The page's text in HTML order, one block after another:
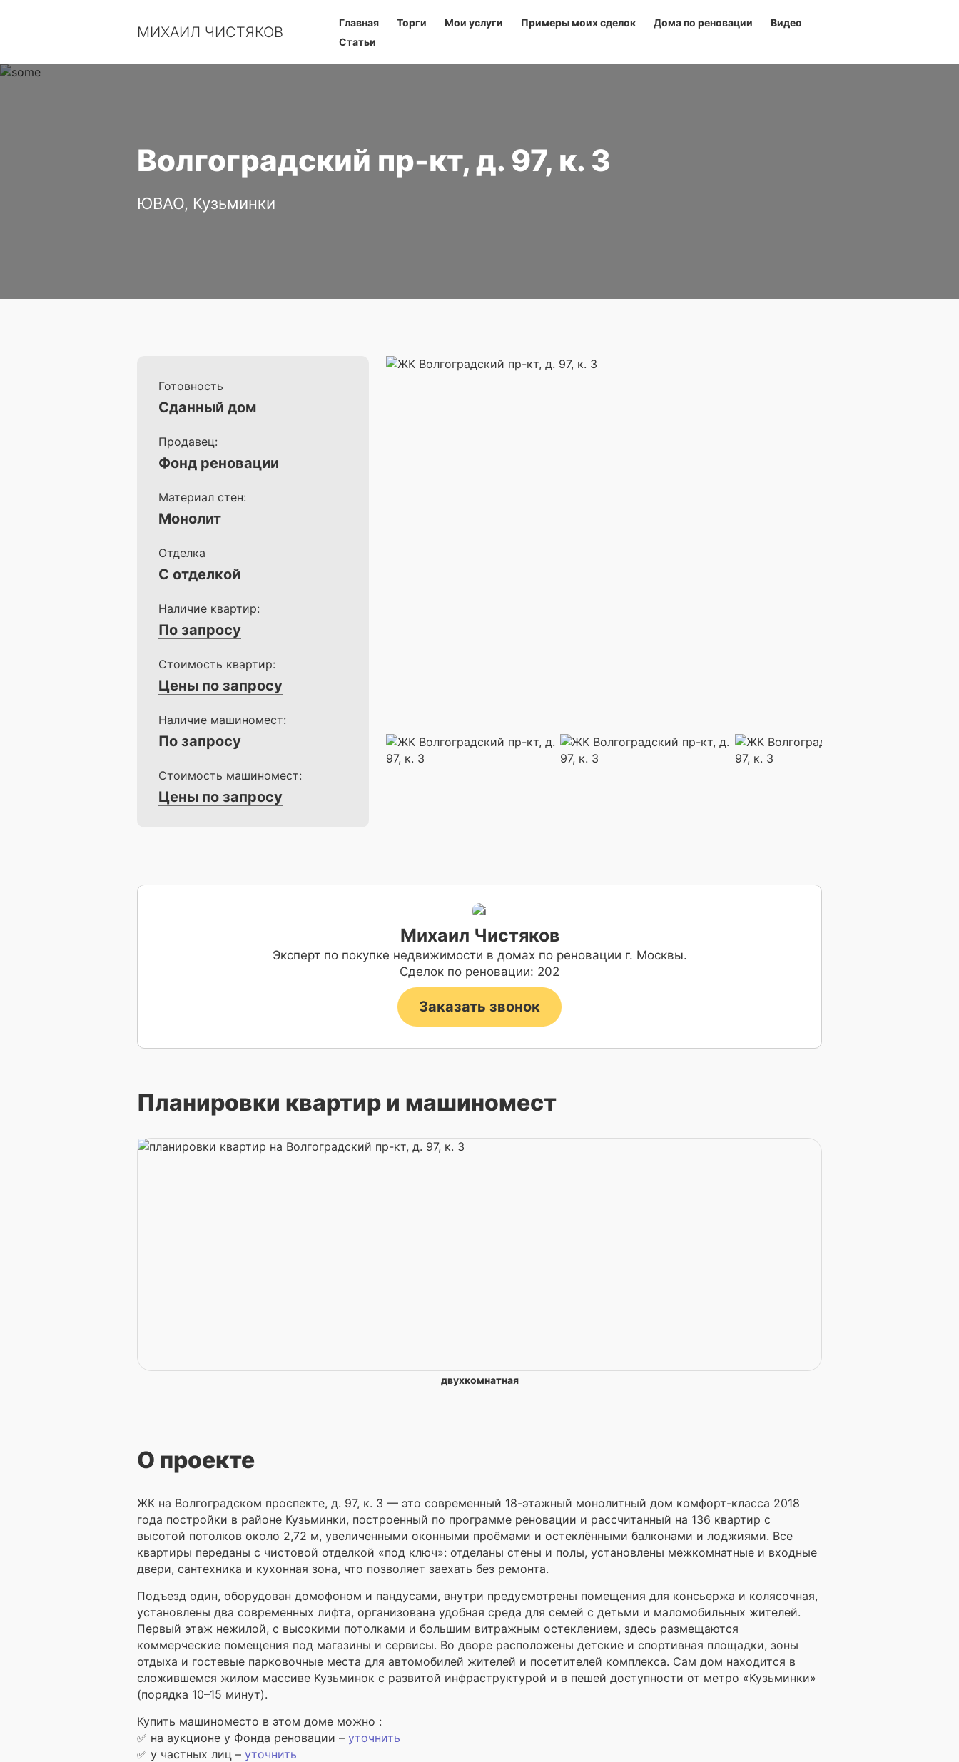
МИХАИЛ ЧИСТЯКОВ
Главная Торги Мои услуги Примеры моих сделок Дома по реновации
Видео
Статьи
Волгоградский пр-кт, д. 97, к. 3
ЮВАО, Кузьминки
Готовность
Сданный дом
Продавец:
Фонд реновации
Материал стен:
Монолит
Отделка
С отделкой
Наличие квартир:
По запросу
Стоимость квартир:
Цены по запросу
Наличие машиномест:
По запросу
Стоимость машиномест:
Цены по запросу
Михаил Чистяков
Эксперт по покупке недвижимости в домах по реновации г. Москвы.
Сделок по реновации: 202
Заказать звонок
Планировки квартир и машиномест
двухкомнатная
О проекте
ЖК на Волгоградском проспекте, д. 97, к. 3 — это современный 18-этажный монолитный дом комфорт-класса 2018
года постройки в районе Кузьминки, построенный по программе реновации и рассчитанный на 136 квартир с
высотой потолков около 2,72 м, увеличенными оконными проёмами и остеклёнными балконами и лоджиями. Все
квартиры переданы с чистовой отделкой «под ключ»: отделаны стены и полы, установлены межкомнатные и входные
двери, сантехника и кухонная зона, что позволяет заехать без ремонта.
Подъезд один, оборудован домофоном и пандусами, внутри предусмотрены помещения для консьержа и колясочная,
установлены два современных лифта, организована удобная среда для семей с детьми и маломобильных жителей.
Первый этаж нежилой, с высокими потолками и большим витражным остеклением, здесь размещаются
коммерческие помещения под магазины и сервисы. Во дворе расположены детские и спортивная площадки, зоны
отдыха и гостевые парковочные места для автомобилей жителей и посетителей комплекса. Сам дом находится в
сложившемся жилом массиве Кузьминок с развитой инфраструктурой и в пешей доступности от метро «Кузьминки»
(порядка 10–15 минут).
Купить машиноместо в этом доме можно :
✅ на аукционе у Фонда реновации – уточнить
✅ у частных лиц – уточнить